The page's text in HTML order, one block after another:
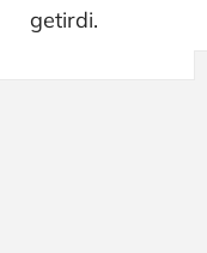
getirdi.